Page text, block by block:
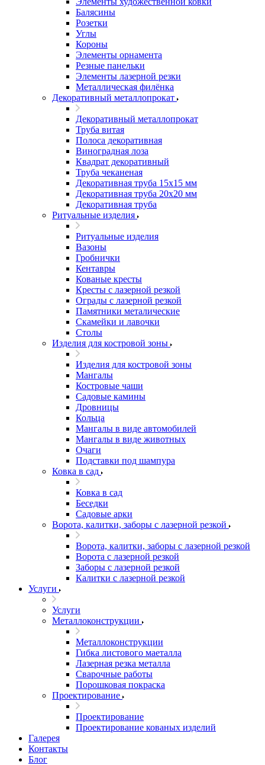
Балясины
Розетки
Углы
Короны
Элементы орнамента
Резные панельки
Элементы лазерной резки
Металлическая филёнка
Декоративный металлопрокат
Декоративный металлопрокат
Труба витая
Полоса декоративная
Виноградная лоза
Квадрат декоративный
Труба чеканеная
Декоративная труба 15х15 мм
Декоративная труба 20х20 мм
Декоративная труба
Ритуальные изделия
Ритуальные изделия
Вазоны
Гробнички
Кентавры
Кованые кресты
Кресты с лазерной резкой
Ограды с лазерной резкой
Памятники металические
Скамейки и лавочки
Столы
Изделия для костровой зоны
Изделия для костровой зоны
Мангалы
Костровые чаши
Садовые камины
Дровницы
Кольца
Мангалы в виде автомобилей
Мангалы в виде животных
Очаги
Подставки под шампура
Ковка в сад
Ковка в сад
Беседки
Садовые арки
Ворота, калитки, заборы с лазерной резкой
Ворота, калитки, заборы с лазерной резкой
Ворота с лазерной резкой
Заборы с лазерной резкой
Калитки с лазерной резкой
Услуги
Услуги
Металлоконструкции
Металлоконструкции
Гибка листового маеталла
Лазерная резка металла
Сварочные работы
Порошковая покраска
Проектирование
Проектирование
Проектирование кованых изделий
Галерея
Контакты
Блог